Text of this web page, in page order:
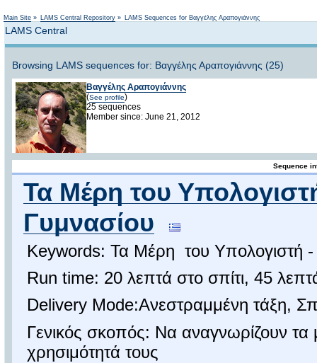
Main Site » LAMS Central Repository » LAMS Sequences for Βαγγέλης Αραπογιάννης
LAMS Central
Browsing LAMS sequences for: Βαγγέλης Αραπογιάννης (25)
Βαγγέλης Αραπογιάννης
(See profile)
25 sequences
Member since: June 21, 2012
Sequence
Τα Μέρη του
Γυμνασίου
Keywords: Τα Μέρη του Υπολογιστή
Run time: 20 λεπτά στο σπίτι, 45
Delivery Mode:Ανεστραμμένη τάξη,
Γενικός σκοπός: Να αναγνωρίζουν τα
χρησιμότητά τους